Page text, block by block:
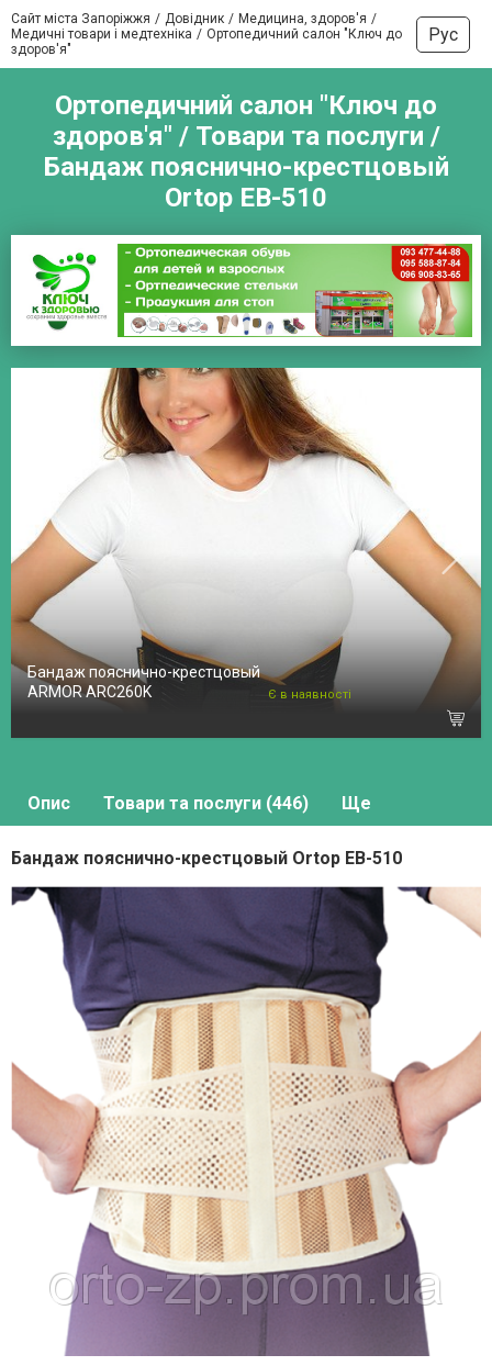
Сайт міста Запоріжжя Довідник
Медицина, здоров'я
Медичні товари і медтехніка
Ортопедичний салон "Ключ до
здоров'я"
Рус
Ортопедичний салон "Ключ до
здоров'я" / Товари та послуги /
Бандаж пояснично-крестцовый
Ortop EB-510
Бандаж пояснично-крестцовый
ARMOR ARC260K
Є в наявності
Опис Товари та послуги (446) Ще
Бандаж пояснично-крестцовый Ortop EB-510